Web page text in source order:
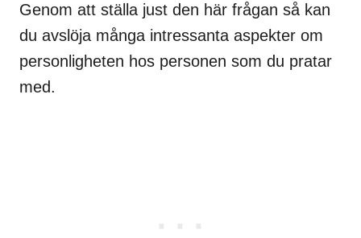
Genom att ställa just den här frågan så kan
du avslöja många intressanta aspekter om
personligheten hos personen som du pratar
med.